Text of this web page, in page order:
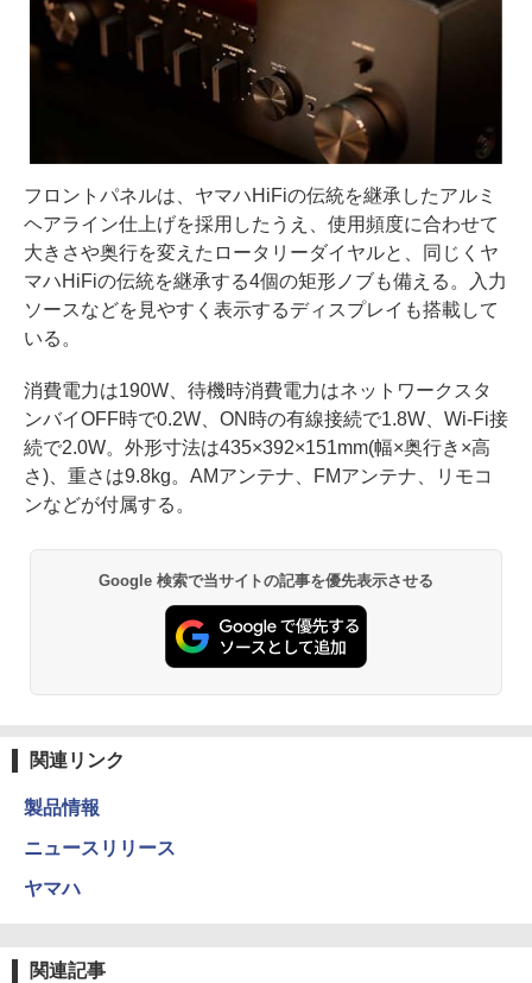
フロントパネルは、ヤマハHiFiの伝統を継承したアルミ
ヘアライン仕上げを採用したうえ、使用頻度に合わせて
大きさや奥行を変えたロータリーダイヤルと、同じくヤ
マハHiFiの伝統を継承する4個の矩形ノブも備える。入力
ソースなどを見やすく表示するディスプレイも搭載して
いる。
消費電力は190W、待機時消費電力はネットワークスタ
ンバイOFF時で0.2W、ON時の有線接続で1.8W、Wi-Fi接
続で2.0W。外形寸法は435×392×151mm(幅×奥行き×高
さ)、重さは9.8kg。AMアンテナ、FMアンテナ、リモコ
ンなどが付属する。
Google 検索で当サイトの記事を優先表示させる
関連リンク
製品情報
ニュースリリース
ヤマハ
関連記事